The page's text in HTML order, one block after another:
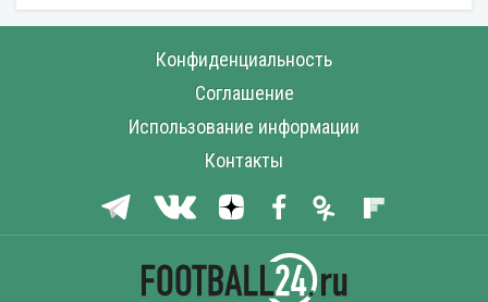
Конфиденциальность
Соглашение
Использование информации
Контакты